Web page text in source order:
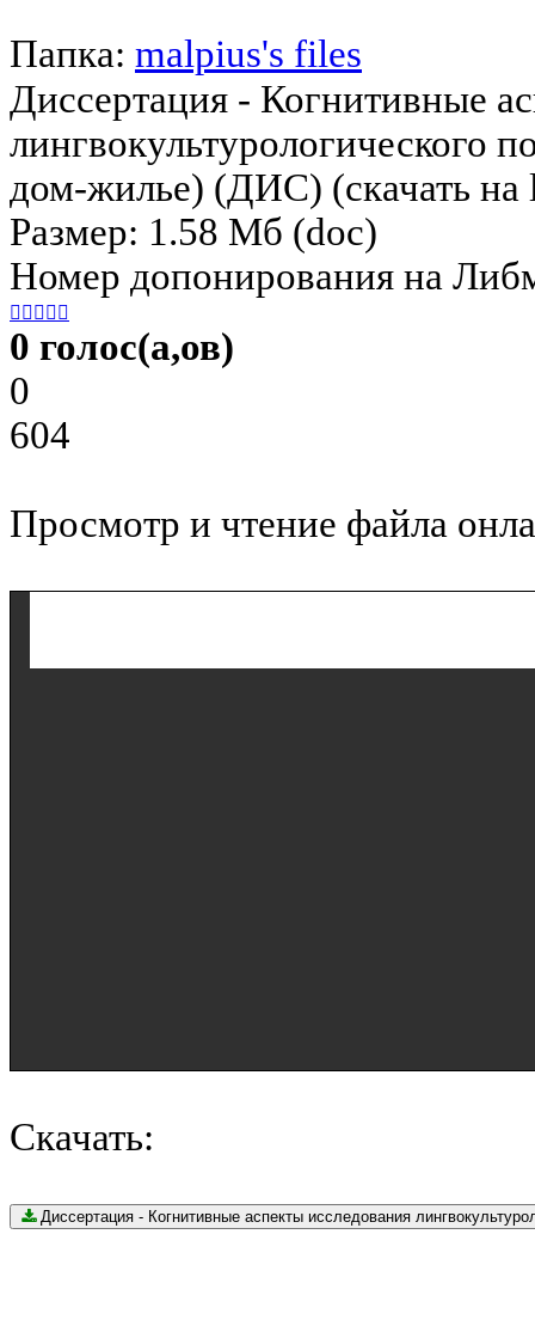
Папка: malpius's files
Диссертация - Когнитивные
лингвокультурологического
дом-жилье) (ДИС) (скачать на
Размер: 1.58 Мб (doc)
Номер допонирования на
    
0 голос(а,ов)
0
604
Просмотр и чтение файла
Скачать:
Диссертация - Когнитивные аспекты исследования